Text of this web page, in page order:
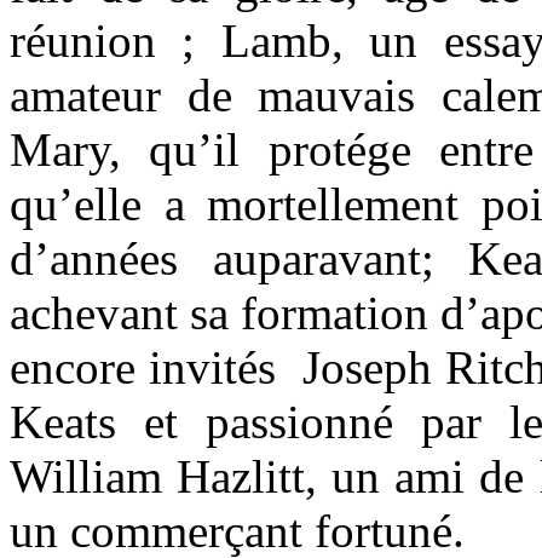
réunion ; Lamb, un
amateur de mauvais
Mary, qu’il protége
qu’elle a mortellement
d’années auparavant;
achevant sa formation
encore invités Joseph
Keats et passionné par
William Hazlitt, un ami de
un commerçant fortuné.